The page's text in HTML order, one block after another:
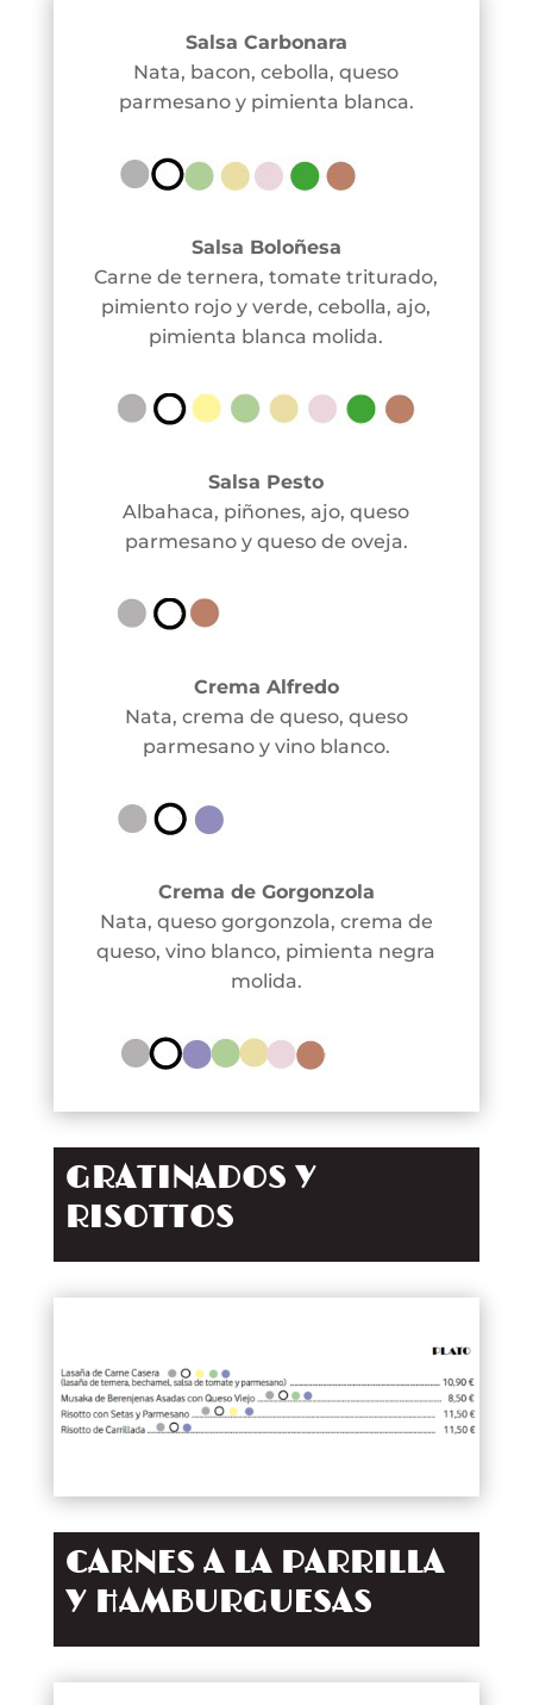
Salsa Carbonara
Nata, bacon, cebolla, queso
parmesano y pimienta blanca.
Salsa Boloñesa
Carne de ternera, tomate triturado,
pimiento rojo y verde, cebolla, ajo,
pimienta blanca molida.
Salsa Pesto
Albahaca, piñones, ajo, queso
parmesano y queso de oveja.
Crema Alfredo
Nata, crema de queso, queso
parmesano y vino blanco.
Crema de Gorgonzola
Nata, queso gorgonzola, crema de
queso, vino blanco, pimienta negra
molida.
GRATINADOS Y
RISOTTOS
CARNES A LA PARRILLA
Y HAMBURGUESAS